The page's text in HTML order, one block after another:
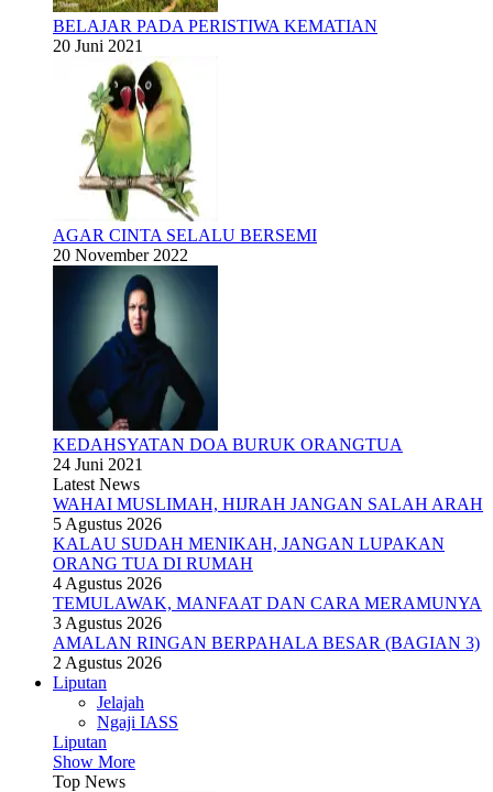
BELAJAR PADA PERISTIWA KEMATIAN
20 Juni 2021
AGAR CINTA SELALU BERSEMI
20 November 2022
KEDAHSYATAN DOA BURUK ORANGTUA
24 Juni 2021
Latest News
WAHAI MUSLIMAH, HIJRAH JANGAN SALAH ARAH
5 Agustus 2026
KALAU SUDAH MENIKAH, JANGAN LUPAKAN
ORANG TUA DI RUMAH
4 Agustus 2026
TEMULAWAK, MANFAAT DAN CARA MERAMUNYA
3 Agustus 2026
AMALAN RINGAN BERPAHALA BESAR (BAGIAN 3)
2 Agustus 2026
Liputan
Jelajah
Ngaji IASS
Liputan
Show More
Top News